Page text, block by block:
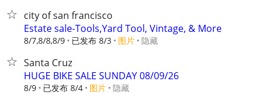
city of san francisco
Estate sale-Tools,Yard Tool, Vintage, & More
8/7,8/8,8/9 已发布 8/3 图片 隐藏
Santa Cruz
HUGE BIKE SALE SUNDAY 08/09/26
8/9 已发布 8/4 图片 隐藏